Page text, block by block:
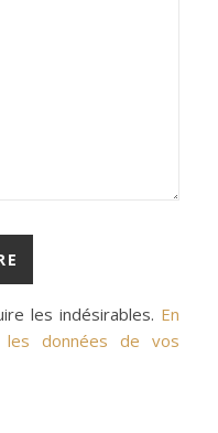
les indésirables. En
données de vos